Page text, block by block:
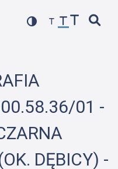
01 -
DĘBICY) -